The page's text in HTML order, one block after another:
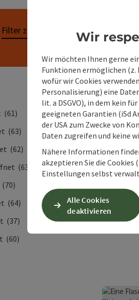
Filter zurücksetzen
(61)
(63)
(62)
(63)
(70)
(64)
(37)
(60)
Wir
Wir möchten Ihnen gerne
Funktionen ermöglichen (z.
wofür wir Cookies
Personalisierung) eine
lit. a DSGVO), in dem kein
geeigneten Garantien (iSd
der USA zum Zwecke von
Daten zugreifen und keine
Nähere Informationen
akzeptieren Sie die Cookies
Einstellungen selbst
Alle Cookies
deaktivieren